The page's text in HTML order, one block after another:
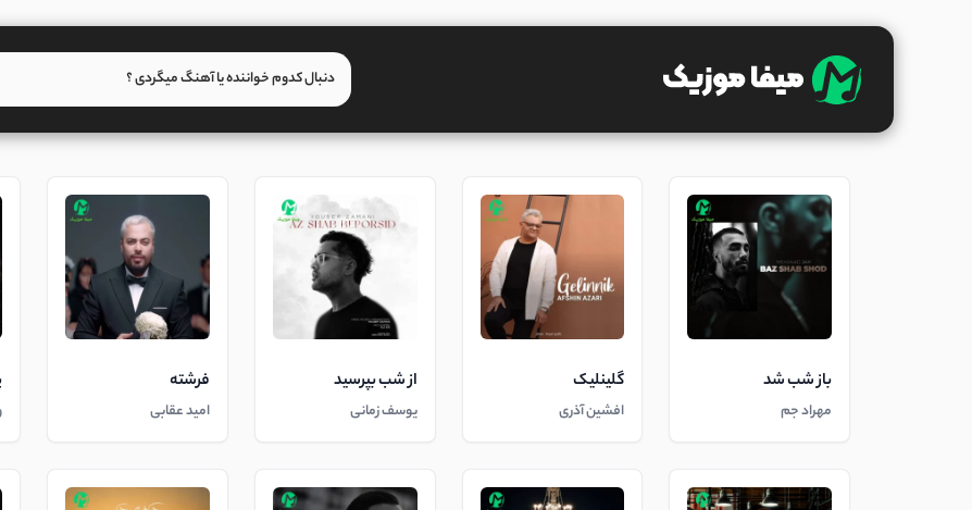
باز شب شد
مهراد جم
گلینلیک
افشین آذری
از شب بپرسید
یوسف زمانی
فرشته
امید عقابی